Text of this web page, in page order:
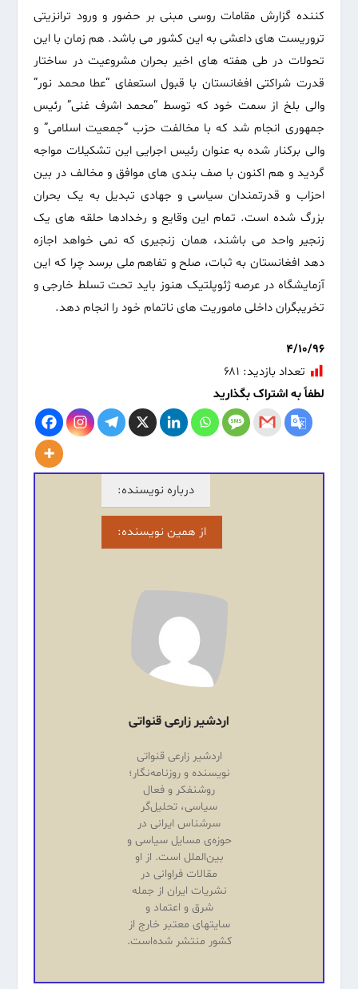
کننده گزارش مقامات روسی مبنی بر حضور و ورود ترانزیتی
تروریست های داعشی به این کشور می باشد. هم زمان با این
تحولات در طی هفته های اخیر بحران مشروعیت در ساختار
قدرت شراکتی افغانستان با قبول استعفای “عطا محمد نور”
والی بلخ از سمت خود که توسط “محمد اشرف غنی” رئیس
جمهوری انجام شد که با مخالفت حزب “جمعیت اسلامی” و
والی برکنار شده به عنوان رئیس اجرایی این تشکیلات مواجه
گردید و هم اکنون با صف بندی های موافق و مخالف در بین
احزاب و قدرتمندان سیاسی و جهادی تبدیل به یک بحران
بزرگ شده است. تمام این وقایع و رخدادها حلقه های یک
زنجیر واحد می باشند، همان زنجیری که نمی خواهد اجازه
دهد افغانستان به ثبات، صلح و تفاهم ملی برسد چرا که این
آزمایشگاه در عرصه ژئوپلتیک هنوز باید تحت تسلط خارجی و
تخریبگران داخلی ماموریت های ناتمام خود را انجام دهد.
4/10/96
تعداد بازدید: ۶۸۱
لطفاً به اشتراک بگذارید
درباره نویسنده:
از همین نویسنده:
اردشیر زارعی قنواتی
اردشیر زارعی قنواتی
نویسنده و روزنامه‌نگار؛
روشنفکر و فعال
سیاسی، تحلیل‌گر
سرشناس ایرانی در
حوزه‌ی مسایل سیاسی و
بین‌الملل است. از او
مقالات فراوانی در
نشریات ایران از جمله
شرق و اعتماد و
سایتهای معتبر خارج از
کشور منتشر شده‌است.